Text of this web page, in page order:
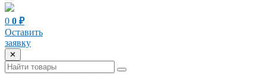
0 0 ₽
Оставить
заявку
✕